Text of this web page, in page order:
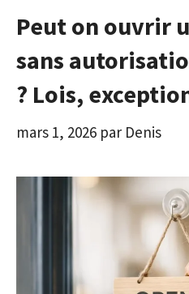
Peut on ouvrir
sans
? Lois,
mars 1, 2026 par Denis